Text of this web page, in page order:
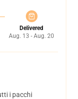
Delivered
Aug. 13 - Aug. 20
i pacchi